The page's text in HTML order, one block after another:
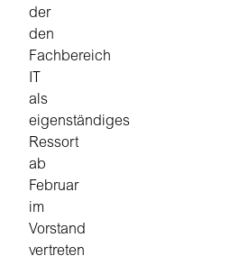
der
den
Fachbereich
als
eigenständiges
Ressort
ab
Februar
im
Vorstand
vertreten